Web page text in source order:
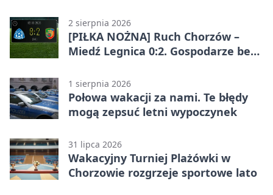
2 sierpnia 2026
[PIŁKA NOŻNA] Ruch Chorzów –
Miedź Legnica 0:2. Gospodarze bez
1 sierpnia 2026
Połowa wakacji za nami. Te błędy
mogą zepsuć letni wypoczynek
31 lipca 2026
Wakacyjny Turniej Plażówki w
Chorzowie rozgrzeje sportowe lato